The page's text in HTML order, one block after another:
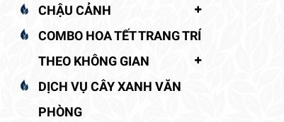
CHẬU CẢNH
COMBO HOA TẾT TRANG TRÍ
THEO KHÔNG GIAN
DỊCH VỤ CÂY XANH VĂN
PHÒNG